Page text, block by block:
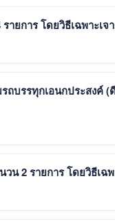
ยการ โดยวิธีเฉพาะเจ
บรรทุกเอนกประสงค์ (
2 รายการ โดยวิธีเฉพ